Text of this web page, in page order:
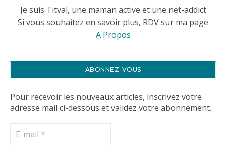
Je suis Titval, une maman active et une net-addict
Si vous souhaitez en savoir plus, RDV sur ma page
A Propos
ABONNEZ-VOUS
Pour recevoir les nouveaux articles, inscrivez votre
adresse mail ci-dessous et validez votre abonnement.